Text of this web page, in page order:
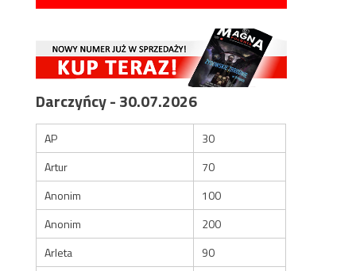
Darczyńcy - 30.07.2026
AP
30
Artur
70
Anonim
100
Anonim
200
Arleta
90